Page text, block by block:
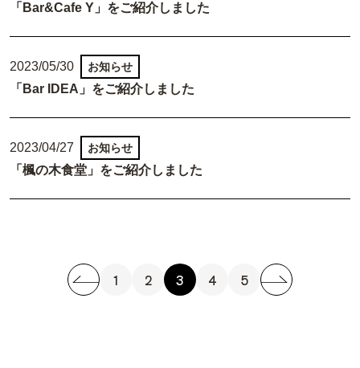
「Bar&Cafe Y」をご紹介しました
「Bar IDEA」をご紹介しました
2023/05/30 お知らせ
「楓の木食堂」をご紹介しました
2023/04/27 お知らせ
1 2 3 4 5